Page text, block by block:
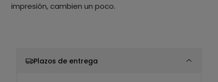
impresión, cambien un poco.
Plazos de entrega